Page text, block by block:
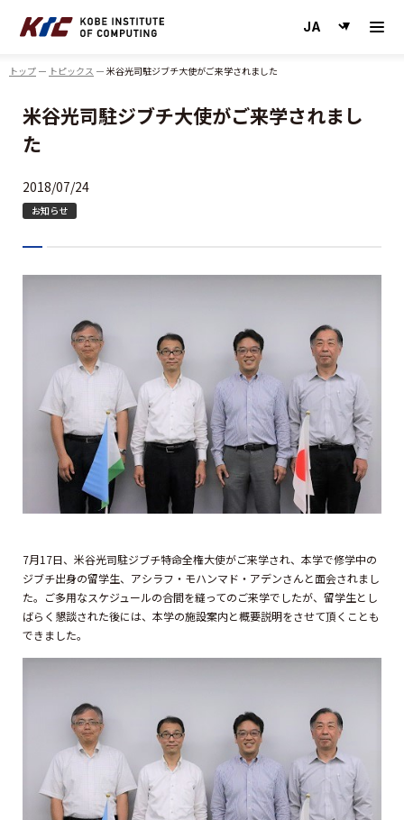
トップ トピックス 米谷光司駐ジブチ大使がご来学されました
米谷光司駐ジブチ大使がご来学されまし
た
2018/07/24
お知らせ
7月17日、米谷光司駐ジブチ特命全権大使がご来学され、本学で修学中の
ジブチ出身の留学生、アシラフ・モハンマド・アデンさんと面会されまし
た。ご多用なスケジュールの合間を縫ってのご来学でしたが、留学生とし
ばらく懇談された後には、本学の施設案内と概要説明をさせて頂くことも
できました。